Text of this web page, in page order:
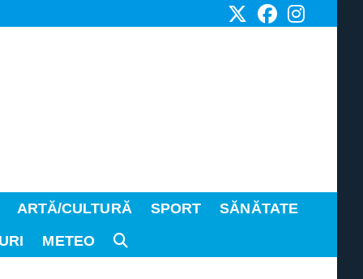
ARTĂ/CULTURĂ SPORT
SĂNĂTATE
METEO TOGGLE